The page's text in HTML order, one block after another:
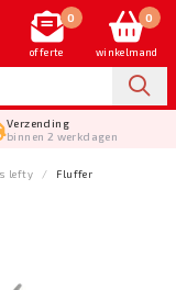
0
offerte
0
winkelmand
Verzending
binnen 2 werkdagen
lefty
Fluffer